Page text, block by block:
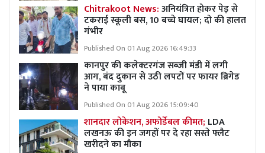
Chitrakoot News:अनियंत्रित होकर पेड़ से
टकराई स्कूली बस, 10 बच्चे घायल; दो की हालत
गंभीर
Published On 01 Aug 2026 16:49:33
कानपुर की कलेक्टरगंज सब्जी मंडी में लगी
आग, बंद दुकान से उठी लपटों पर फायर ब्रिगेड
ने पाया काबू
Published On 01 Aug 2026 15:09:40
शानदार लोकेशन, अफोर्डेबल कीमत; LDA
लखनऊ की इन जगहों पर दे रहा सस्ते फ्लैट
खरीदने का मौका